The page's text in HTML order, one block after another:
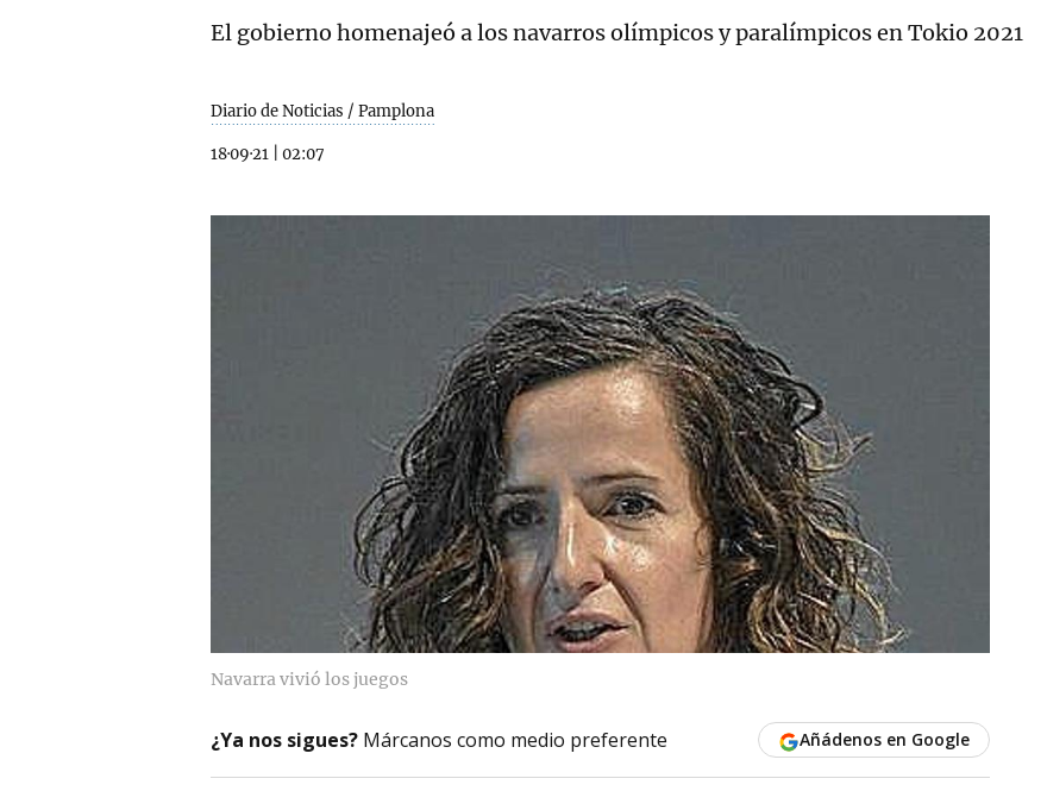
El gobierno homenajeó a los navarros olímpicos y paralímpicos en Tokio 2021
Diario de Noticias / Pamplona
18·09·21 02:07
Navarra vivió los juegos
¿Ya nos sigues? Márcanos como medio preferente Añádenos en Google